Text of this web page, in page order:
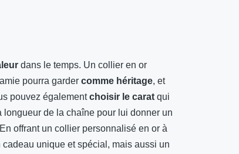
dans le temps. Un collier en or
pourra garder comme héritage, et
pouvez égalementchoisir le carat qui
de la chaîne pour lui donner un
offrant un collier personnalisé en or à
unique et spécial, mais aussi un